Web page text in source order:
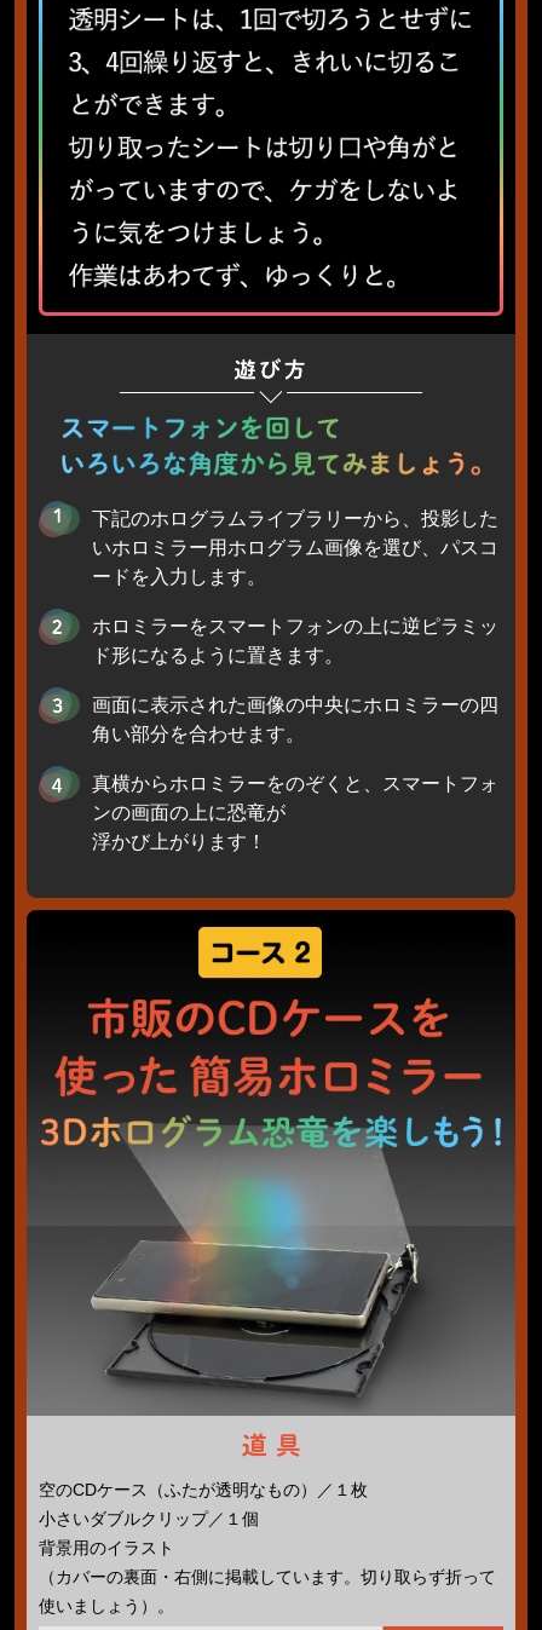
下記のホログラムライブラリーから、投影した
いホロミラー用ホログラム画像を選び、パスコ
ードを入力します。
ホロミラーをスマートフォンの上に逆ピラミッ
ド形になるように置きます。
画面に表示された画像の中央にホロミラーの四
角い部分を合わせます。
真横からホロミラーをのぞくと、スマートフォ
ンの画面の上に恐竜が
浮かび上がります！
空のCDケース（ふたが透明なもの）／１枚
小さいダブルクリップ／１個
背景用のイラスト
（カバーの裏面・右側に掲載しています。切り取らず折って
使いましょう）。